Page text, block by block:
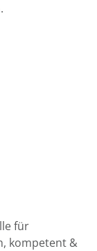
für
kompetent &